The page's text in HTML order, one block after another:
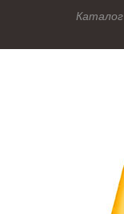
Каталог